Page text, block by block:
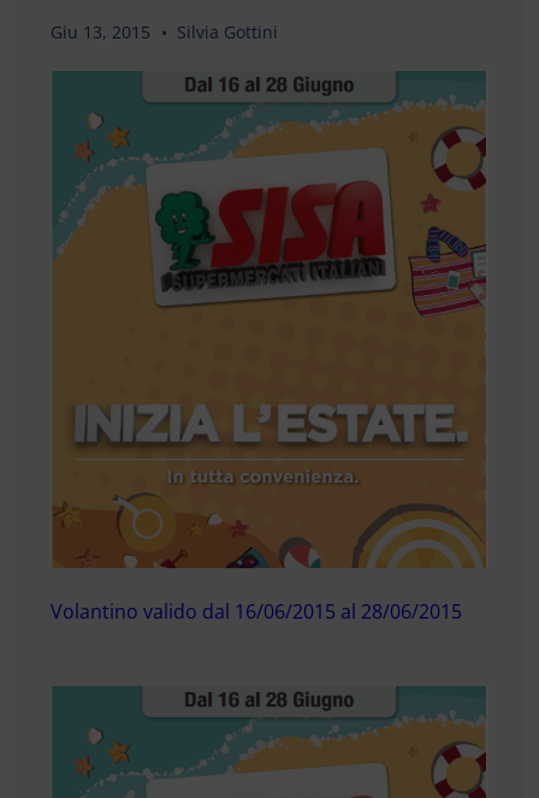
Giu 13, 2015 Silvia Gottini
Volantino valido dal 16/06/2015 al 28/06/2015